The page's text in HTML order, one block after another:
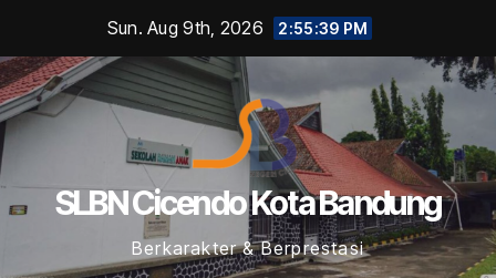
content
Sun. Aug 9th, 2026 2:55:39 PM
SLBN Cicendo Kota Bandung
Berkarakter & Berprestasi